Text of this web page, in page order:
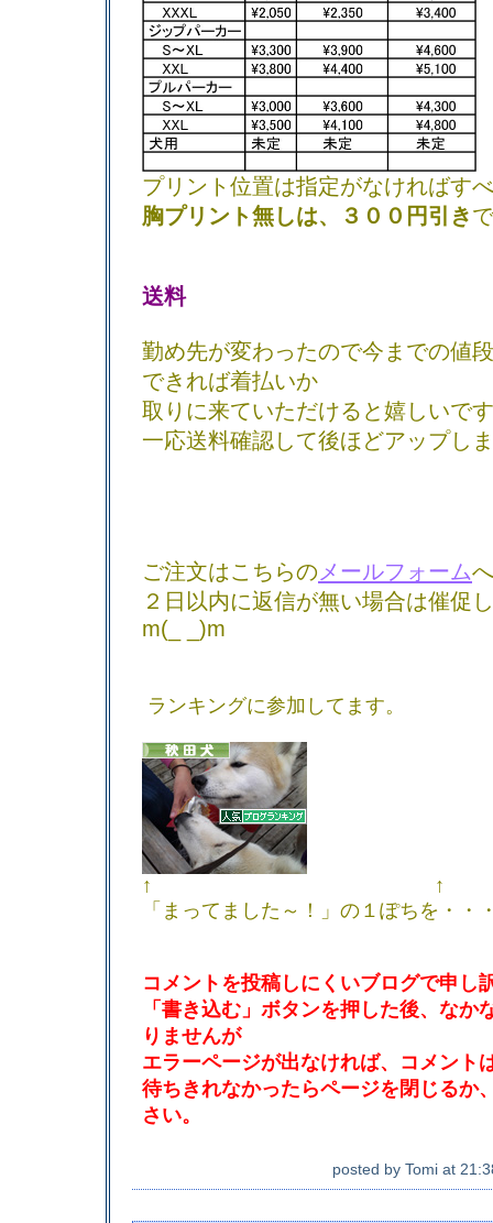
プリント位置は指定がなければす
胸プリント無しは、３００円引き
送料
勤め先が変わったので今までの値
できれば着払いか
取りに来ていただけると嬉しいで
一応送料確認して後ほどアップし
ご注文はこちらの メールフォーム
２日以内に返信が無い場合は催促
m(_ _)m
ランキングに参加してます。
↑ ↑
「まってました～！」の１ぽちを・・
コメントを投稿しにくいブログで申し
「書き込む」ボタンを押した後、なか
りませんが
エラーページが出なければ、コメント
待ちきれなかったらページを閉じるか
さい。
posted by Tomi at